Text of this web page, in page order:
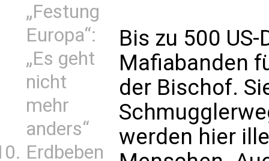
„Festung
Europa“:
„Es geht
nicht
mehr
anders“
Erdbeben
Bis zu 500
Mafiabanden
der Bischof.
werden hier